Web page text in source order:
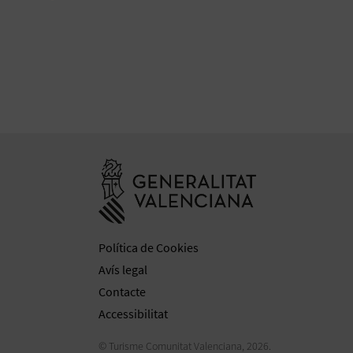
Política de Cookies
Avís legal
Contacte
Accessibilitat
© Turisme Comunitat Valenciana, 2026.